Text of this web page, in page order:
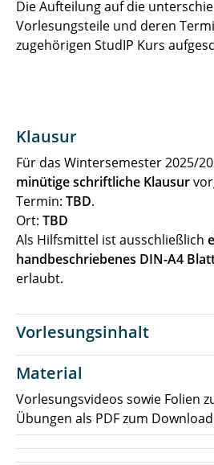
Die Aufteilung auf die
Vorlesungsteile und deren
zugehörigen StudIP Kurs
Klausur
Für das Wintersemester 2025/
minütige schriftliche Klausur
Termin: TBD.
Ort: TBD
Als Hilfsmittel ist ausschließlich
handbeschriebenes DIN-A4
erlaubt.
Vorlesungsinhalt
Material
Vorlesungsvideos sowie Folien
Übungen als PDF zum